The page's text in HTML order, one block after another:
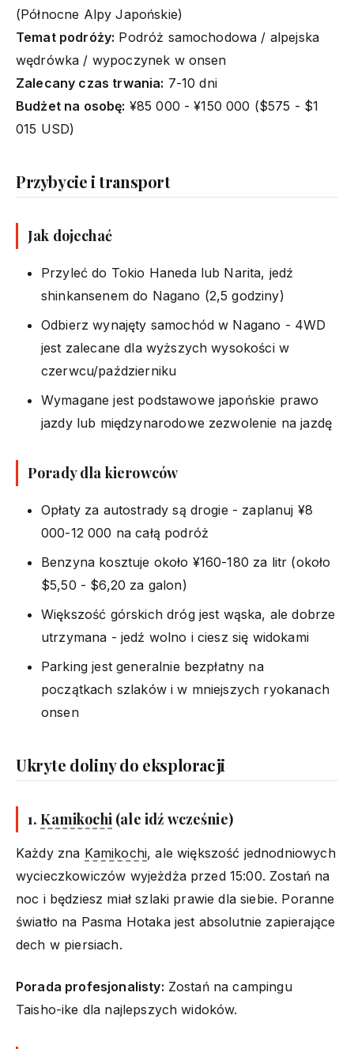
(Północne Alpy Japońskie)
Temat podróży: Podróż samochodowa / alpejska
wędrówka / wypoczynek w onsen
Zalecany czas trwania: 7-10 dni
Budżet na osobę: ¥85 000 - ¥150 000 ($575 - $1
015 USD)
Przybycie i transport
Jak dojechać
Przyleć do Tokio Haneda lub Narita, jedź
shinkansenem do Nagano (2,5 godziny)
Odbierz wynajęty samochód w Nagano - 4WD
jest zalecane dla wyższych wysokości w
czerwcu/październiku
Wymagane jest podstawowe japońskie prawo
jazdy lub międzynarodowe zezwolenie na jazdę
Porady dla kierowców
Opłaty za autostrady są drogie - zaplanuj ¥8
000-12 000 na całą podróż
Benzyna kosztuje około ¥160-180 za litr (około
$5,50 - $6,20 za galon)
Większość górskich dróg jest wąska, ale dobrze
utrzymana - jedź wolno i ciesz się widokami
Parking jest generalnie bezpłatny na
początkach szlaków i w mniejszych ryokanach
onsen
Ukryte doliny do eksploracji
1.Kamikochi (ale idź wcześnie)
Każdy zna Kamikochi, ale większość jednodniowych
wycieczkowiczów wyjeżdża przed 15:00. Zostań na
noc i będziesz miał szlaki prawie dla siebie. Poranne
światło na Pasma Hotaka jest absolutnie zapierające
dech w piersiach.
Porada profesjonalisty: Zostań na campingu
Taisho-ike dla najlepszych widoków.